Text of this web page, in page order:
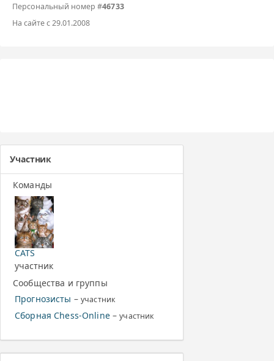
Персональный номер #46733
На сайте с 29.01.2008
Участник
Команды
CATS
участник
Сообщества и группы
Прогнозисты – участник
Сборная Chess-Online–участник